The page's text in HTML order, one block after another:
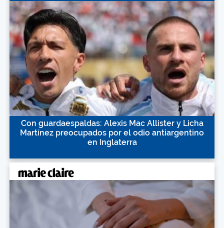
Con guardaespaldas: Alexis Mac Allister y Licha
Martínez preocupados por el odio antiargentino
en Inglaterra